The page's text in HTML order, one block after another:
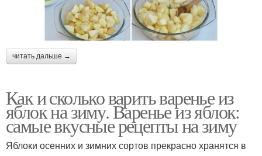
читать дальше →
Как и сколько варить варенье из
яблок на зиму. Варенье из яблок:
самые вкусные рецепты на зиму
Яблоки осенних и зимних сортов прекрасно хранятся в